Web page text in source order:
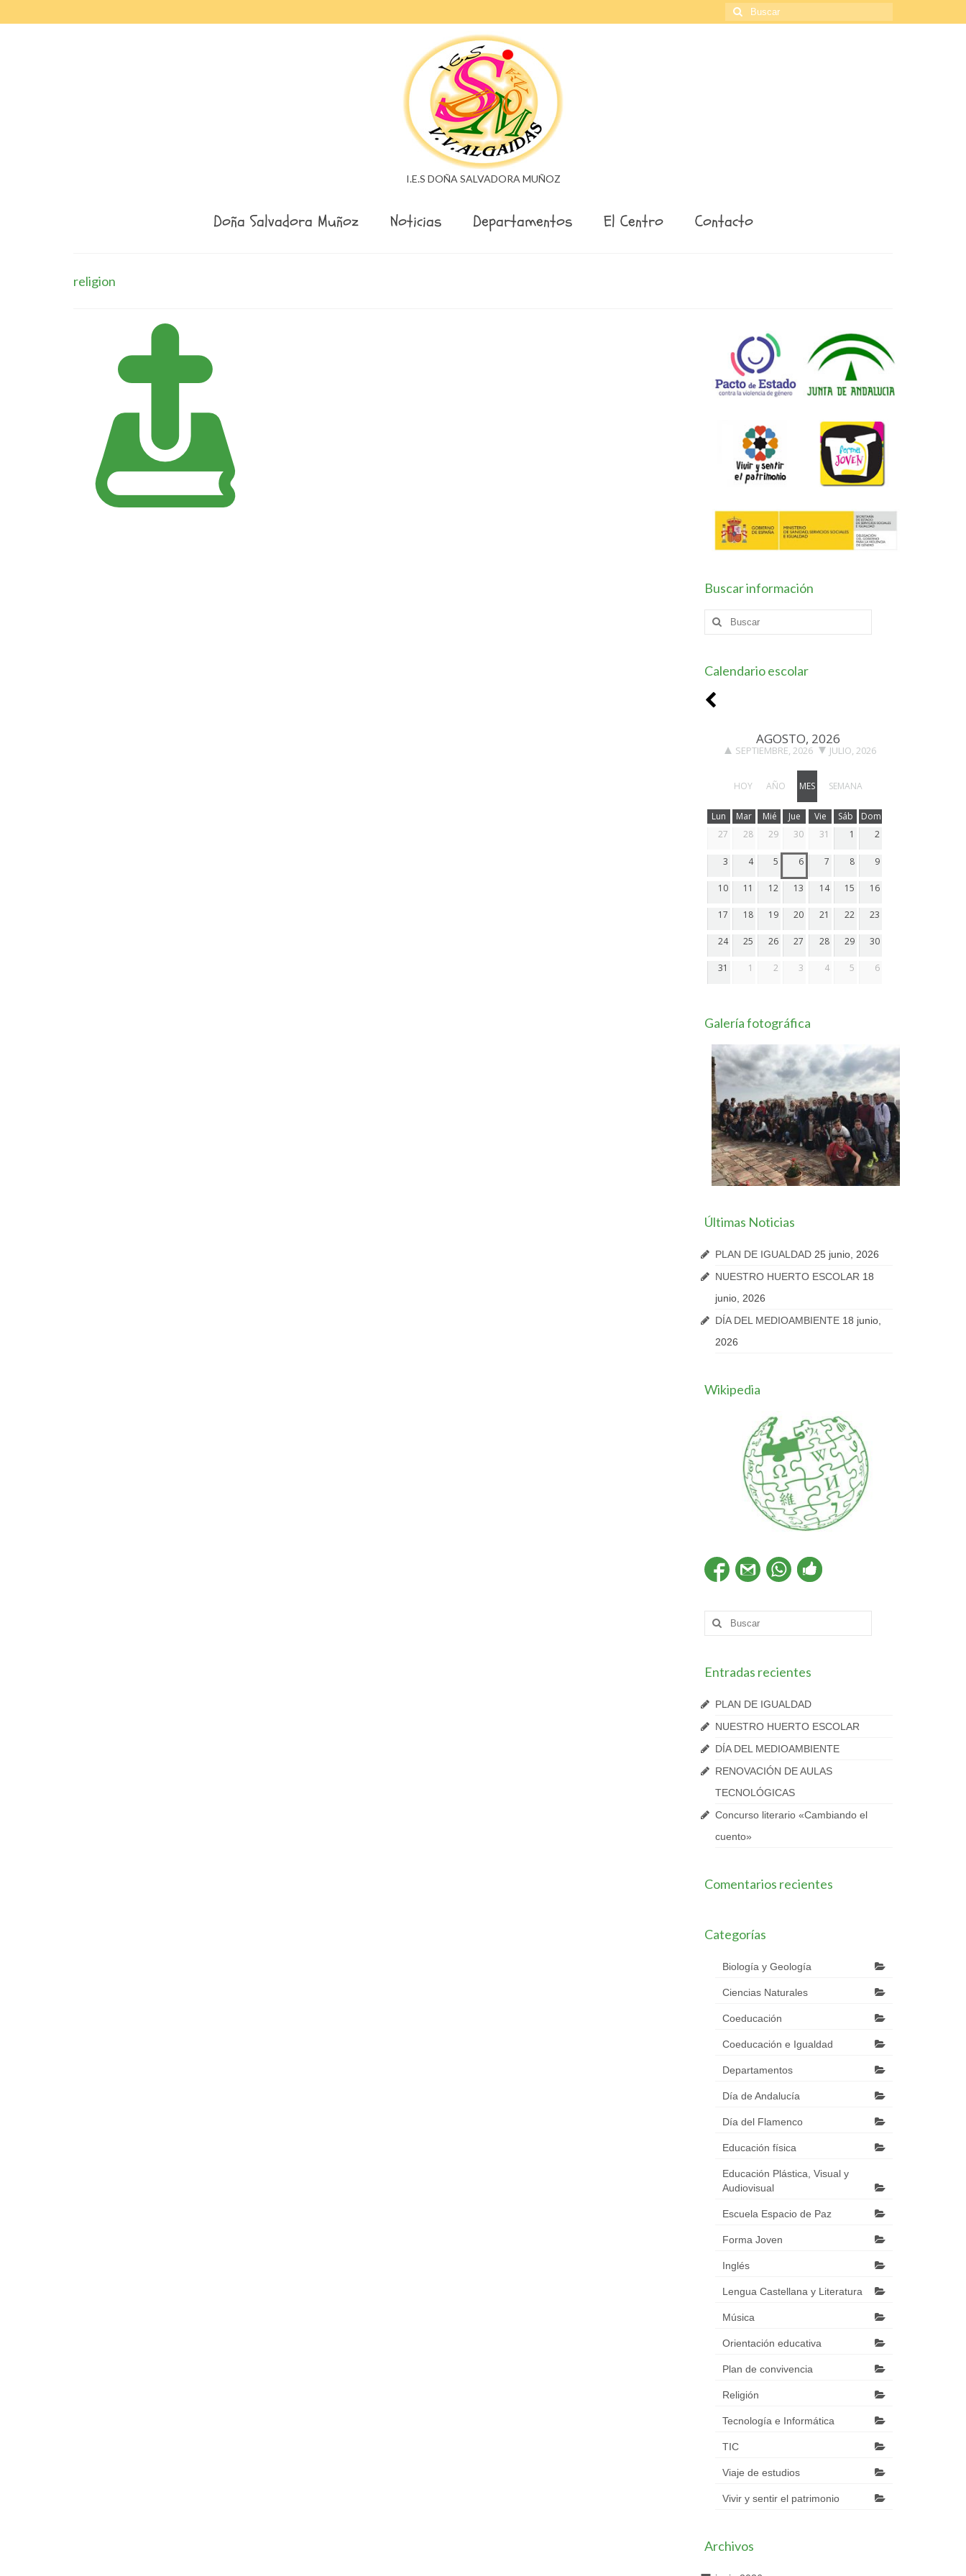
Buscar
por:
I.E.S DOÑA SALVADORA MUÑOZ
Doña Salvadora Muñoz Noticias Departamentos El Centro Contacto
religion
Buscar información
Buscar
por:
Calendario escolar
AGOSTO, 2026
SEPTIEMBRE, 2026 JULIO, 2026
HOY AÑO MES SEMANA
Lun Mar Mié Jue Vie Sáb
Dom
27
28 29 30 31 1 2
3 4 5 6 7 8 9
10 11 12 13 14 15 16
17 18 19 20 21 22 23
24 25 26 27 28 29 30
31 1 2 3 4 5 6
Galería fotográfica
Últimas Noticias
PLAN DE IGUALDAD 25 junio, 2026
NUESTRO HUERTO ESCOLAR 18
junio, 2026
DÍA DEL MEDIOAMBIENTE 18 junio,
2026
Wikipedia
Buscar
por:
Entradas recientes
PLAN DE IGUALDAD
NUESTRO HUERTO ESCOLAR
DÍA DEL MEDIOAMBIENTE
RENOVACIÓN DE AULAS
TECNOLÓGICAS
Concurso literario «Cambiando el
cuento»
Comentarios recientes
Categorías
Biología y Geología
Ciencias Naturales
Coeducación
Coeducación e Igualdad
Departamentos
Día de Andalucía
Día del Flamenco
Educación física
Educación Plástica, Visual y
Audiovisual
Escuela Espacio de Paz
Forma Joven
Inglés
Lengua Castellana y Literatura
Música
Orientación educativa
Plan de convivencia
Religión
Tecnología e Informática
TIC
Viaje de estudios
Vivir y sentir el patrimonio
Archivos